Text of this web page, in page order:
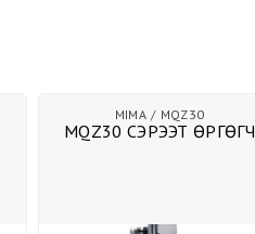
MIMA MQZ30
MQZ30 СЭРЭЭТ ӨРГӨГЧ